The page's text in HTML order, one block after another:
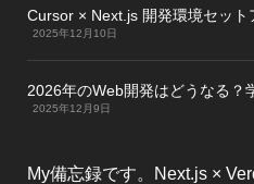
Cursor × Next.js 開発環境セット
2025年12月10日
2026年のWeb開発はどうなる？
2025年12月9日
My備忘録です。Next.js ×